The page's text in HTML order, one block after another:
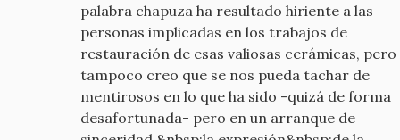
palabra chapuza ha resultado hiriente a las
personas implicadas en los trabajos de
restauración de esas valiosas cerámicas, pero
tampoco creo que se nos pueda tachar de
mentirosos en lo que ha sido -quizá de forma
desafortunada- pero en un arranque de